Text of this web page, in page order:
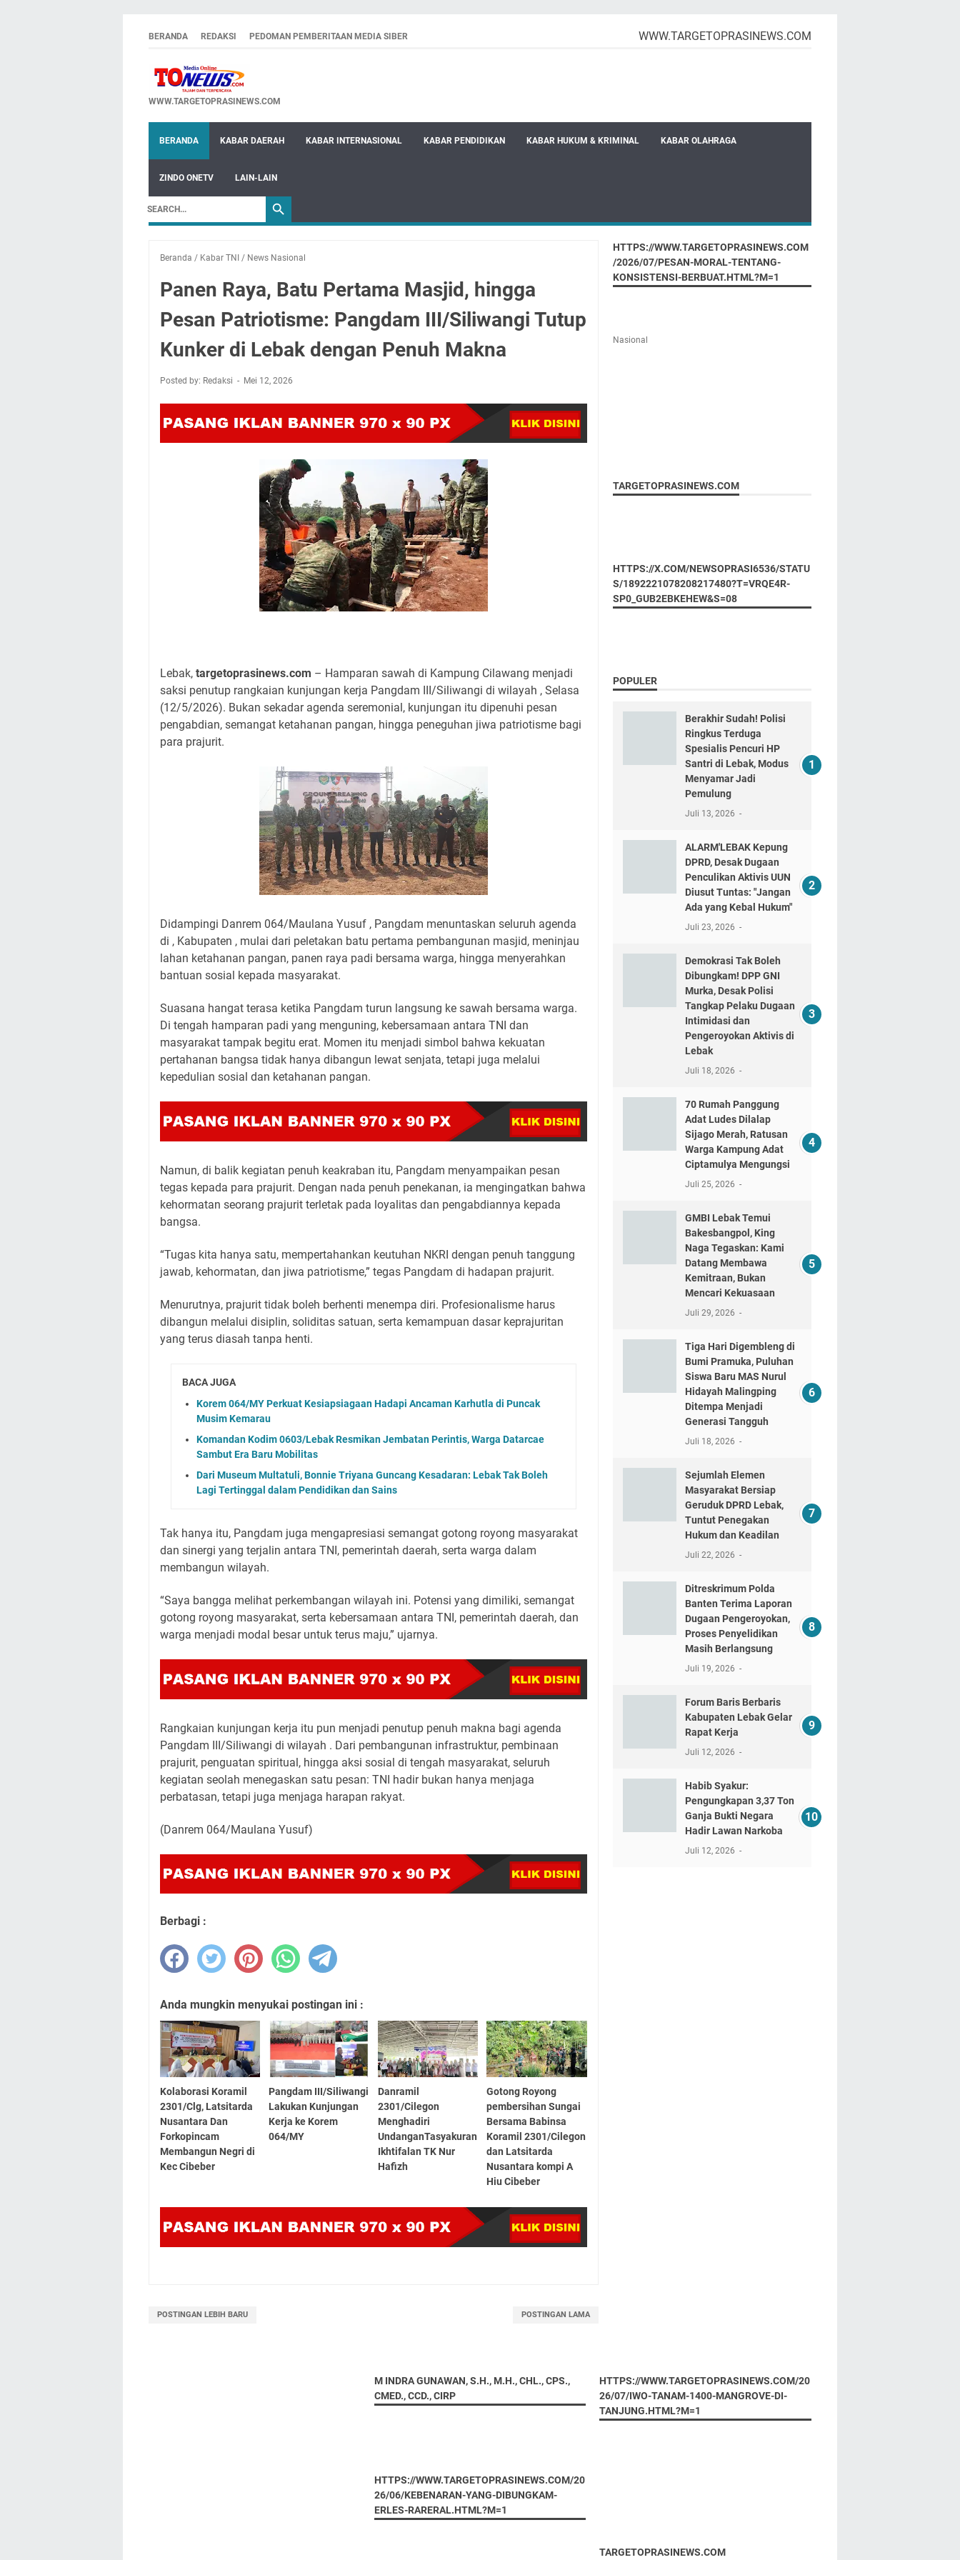
BERANDA REDAKSI PEDOMAN PEMBERITAAN MEDIA SIBER WWW.TARGETOPRASINEWS.COM
WWW.TARGETOPRASINEWS.COM
BERANDA KABAR DAERAH KABAR INTERNASIONAL KABAR PENDIDIKAN KABAR HUKUM & KRIMINAL KABAR OLAHRAGA
ZINDO ONETV LAIN-LAIN
Beranda / Kabar TNI / News Nasional
Panen Raya, Batu Pertama Masjid, hingga
Pesan Patriotisme: Pangdam III/Siliwangi Tutup
Kunker di Lebak dengan Penuh Makna
Posted by: Redaksi Mei 12, 2026
Lebak, targetoprasinews.com – Hamparan sawah di Kampung Cilawang menjadi
saksi penutup rangkaian kunjungan kerja Pangdam III/Siliwangi di wilayah , Selasa
(12/5/2026). Bukan sekadar agenda seremonial, kunjungan itu dipenuhi pesan
pengabdian, semangat ketahanan pangan, hingga peneguhan jiwa patriotisme bagi
para prajurit.
Didampingi Danrem 064/Maulana Yusuf , Pangdam menuntaskan seluruh agenda
di , Kabupaten , mulai dari peletakan batu pertama pembangunan masjid, meninjau
lahan ketahanan pangan, panen raya padi bersama warga, hingga menyerahkan
bantuan sosial kepada masyarakat.
Suasana hangat terasa ketika Pangdam turun langsung ke sawah bersama warga.
Di tengah hamparan padi yang menguning, kebersamaan antara TNI dan
masyarakat tampak begitu erat. Momen itu menjadi simbol bahwa kekuatan
pertahanan bangsa tidak hanya dibangun lewat senjata, tetapi juga melalui
kepedulian sosial dan ketahanan pangan.
Namun, di balik kegiatan penuh keakraban itu, Pangdam menyampaikan pesan
tegas kepada para prajurit. Dengan nada penuh penekanan, ia mengingatkan bahwa
kehormatan seorang prajurit terletak pada loyalitas dan pengabdiannya kepada
bangsa.
“Tugas kita hanya satu, mempertahankan keutuhan NKRI dengan penuh tanggung
jawab, kehormatan, dan jiwa patriotisme,” tegas Pangdam di hadapan prajurit.
Menurutnya, prajurit tidak boleh berhenti menempa diri. Profesionalisme harus
dibangun melalui disiplin, soliditas satuan, serta kemampuan dasar keprajuritan
yang terus diasah tanpa henti.
BACA JUGA
Korem 064/MY Perkuat Kesiapsiagaan Hadapi Ancaman Karhutla di Puncak
Musim Kemarau
Komandan Kodim 0603/Lebak Resmikan Jembatan Perintis, Warga Datarcae
Sambut Era Baru Mobilitas
Dari Museum Multatuli, Bonnie Triyana Guncang Kesadaran: Lebak Tak Boleh
Lagi Tertinggal dalam Pendidikan dan Sains
Tak hanya itu, Pangdam juga mengapresiasi semangat gotong royong masyarakat
dan sinergi yang terjalin antara TNI, pemerintah daerah, serta warga dalam
membangun wilayah.
“Saya bangga melihat perkembangan wilayah ini. Potensi yang dimiliki, semangat
gotong royong masyarakat, serta kebersamaan antara TNI, pemerintah daerah, dan
warga menjadi modal besar untuk terus maju,” ujarnya.
Rangkaian kunjungan kerja itu pun menjadi penutup penuh makna bagi agenda
Pangdam III/Siliwangi di wilayah . Dari pembangunan infrastruktur, pembinaan
prajurit, penguatan spiritual, hingga aksi sosial di tengah masyarakat, seluruh
kegiatan seolah menegaskan satu pesan: TNI hadir bukan hanya menjaga
perbatasan, tetapi juga menjaga harapan rakyat.
(Danrem 064/Maulana Yusuf)
Berbagi :
Anda mungkin menyukai postingan ini :
Kolaborasi Koramil
2301/Clg, Latsitarda
Nusantara Dan
Forkopincam
Membangun Negri di
Kec Cibeber
Pangdam III/Siliwangi
Lakukan Kunjungan
Kerja ke Korem
064/MY
Danramil
2301/Cilegon
Menghadiri
UndanganTasyakuran
Ikhtifalan TK Nur
Hafizh
Gotong Royong
pembersihan Sungai
Bersama Babinsa
Koramil 2301/Cilegon
dan Latsitarda
Nusantara kompi A
Hiu Cibeber
POSTINGAN LEBIH BARU POSTINGAN LAMA
HTTPS://WWW.TARGETOPRASINEWS.COM
/2026/07/PESAN-MORAL-TENTANG-
KONSISTENSI-BERBUAT.HTML?M=1
Nasional
TARGETOPRASINEWS.COM
HTTPS://X.COM/NEWSOPRASI6536/STATU
S/1892221078208217480?T=VRQE4R-
SP0_GUB2EBKEHEW&S=08
POPULER
Berakhir Sudah! Polisi
Ringkus Terduga
Spesialis Pencuri HP
Santri di Lebak, Modus
Menyamar Jadi
Pemulung
Juli 13, 2026
ALARM'LEBAK Kepung
DPRD, Desak Dugaan
Penculikan Aktivis UUN
Diusut Tuntas: "Jangan
Ada yang Kebal Hukum"
Juli 23, 2026
Demokrasi Tak Boleh
Dibungkam! DPP GNI
Murka, Desak Polisi
Tangkap Pelaku Dugaan
Intimidasi dan
Pengeroyokan Aktivis di
Lebak
Juli 18, 2026
70 Rumah Panggung
Adat Ludes Dilalap
Sijago Merah, Ratusan
Warga Kampung Adat
Ciptamulya Mengungsi
Juli 25, 2026
GMBI Lebak Temui
Bakesbangpol, King
Naga Tegaskan: Kami
Datang Membawa
Kemitraan, Bukan
Mencari Kekuasaan
Juli 29, 2026
Tiga Hari Digembleng di
Bumi Pramuka, Puluhan
Siswa Baru MAS Nurul
Hidayah Malingping
Ditempa Menjadi
Generasi Tangguh
Juli 18, 2026
Sejumlah Elemen
Masyarakat Bersiap
Geruduk DPRD Lebak,
Tuntut Penegakan
Hukum dan Keadilan
Juli 22, 2026
Ditreskrimum Polda
Banten Terima Laporan
Dugaan Pengeroyokan,
Proses Penyelidikan
Masih Berlangsung
Juli 19, 2026
Forum Baris Berbaris
Kabupaten Lebak Gelar
Rapat Kerja
Juli 12, 2026
​Habib Syakur:
Pengungkapan 3,37 Ton
Ganja Bukti Negara
Hadir Lawan Narkoba
Juli 12, 2026
M INDRA GUNAWAN, S.H., M.H., CHL., CPS.,
CMED., CCD., CIRP
HTTPS://WWW.TARGETOPRASINEWS.COM/20
26/06/KEBENARAN-YANG-DIBUNGKAM-
ERLES-RARERAL.HTML?M=1
HTTPS://WWW.TARGETOPRASINEWS.COM/20
26/07/IWO-TANAM-1400-MANGROVE-DI-
TANJUNG.HTML?M=1
TARGETOPRASINEWS.COM